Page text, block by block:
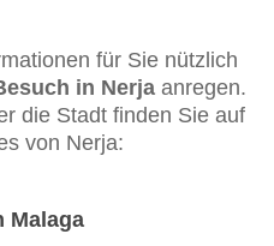
für Sie nützlich
in Nerja anregen.
die Stadt finden Sie auf
von Nerja:
Malaga